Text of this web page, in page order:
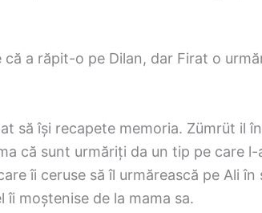
a răpit-o pe Dilan, dar Firat o
să își recapete memoria. Zümrüt il
că sunt urmăriți da un tip pe care l-
îi ceruse să îl urmărească pe Ali în
îi moștenise de la mama sa.